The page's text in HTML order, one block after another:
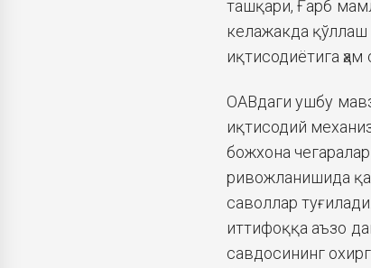
ташқари, Ғарб
келажакда қўллаш
иқтисодиётига
ОАВдаги ушбу
иқтисодий
божхона
ривожланишида
саволлар
иттифоққа аъзо
савдосининг